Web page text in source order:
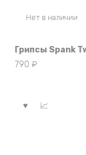
Нет в наличии
Грипсы Spank
790 ₽